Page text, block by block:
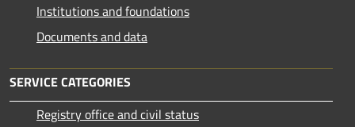
Institutions and foundations
Documents and data
SERVICE CATEGORIES
Registry office and civil status